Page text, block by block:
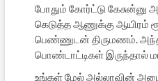
போதும் கோர்ட்டு
கெடுத்த ஆணுக்கு ஆயிரம்
பெண்ணுடன் திருமணம்.
பொண்டாட்டிகள் இருந்தால்
உங்கள் மேல் அல்லாவின்